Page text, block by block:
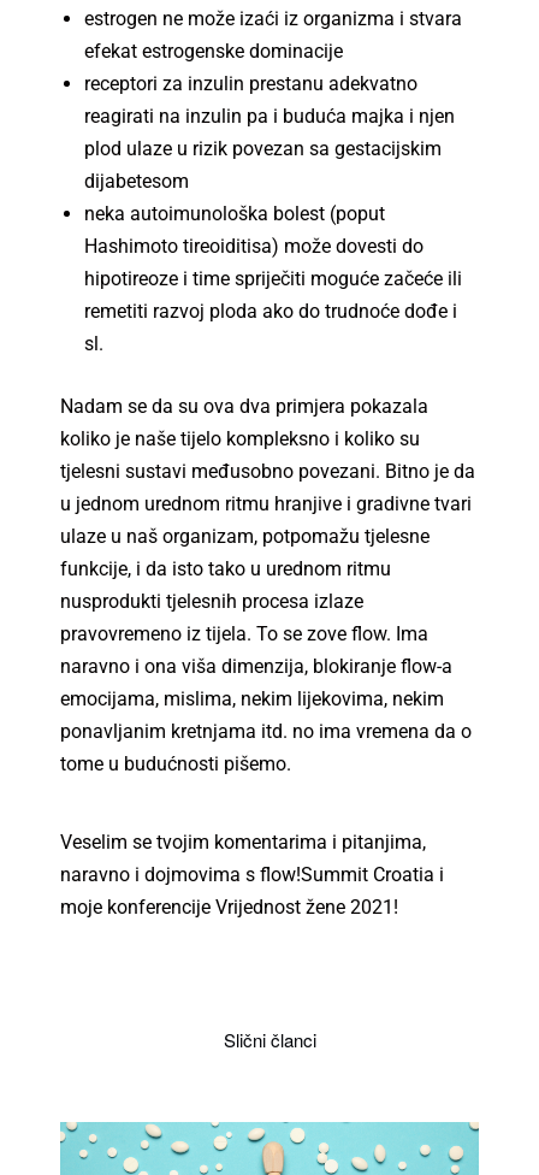
estrogen ne može izaći iz organizma i stvara
efekat estrogenske dominacije
receptori za inzulin prestanu adekvatno
reagirati na inzulin pa i buduća majka i njen
plod ulaze u rizik povezan sa gestacijskim
dijabetesom
neka autoimunološka bolest (poput
Hashimoto tireoiditisa) može dovesti do
hipotireoze i time spriječiti moguće začeće ili
remetiti razvoj ploda ako do trudnoće dođe i
sl.
Nadam se da su ova dva primjera pokazala
koliko je naše tijelo kompleksno i koliko su
tjelesni sustavi međusobno povezani. Bitno je da
u jednom urednom ritmu hranjive i gradivne tvari
ulaze u naš organizam, potpomažu tjelesne
funkcije, i da isto tako u urednom ritmu
nusprodukti tjelesnih procesa izlaze
pravovremeno iz tijela. To se zove flow. Ima
naravno i ona viša dimenzija, blokiranje flow-a
emocijama, mislima, nekim lijekovima, nekim
ponavljanim kretnjama itd. no ima vremena da o
tome u budućnosti pišemo.
Veselim se tvojim komentarima i pitanjima,
naravno i dojmovima s flow!Summit Croatia i
moje konferencije Vrijednost žene 2021!
Slični članci